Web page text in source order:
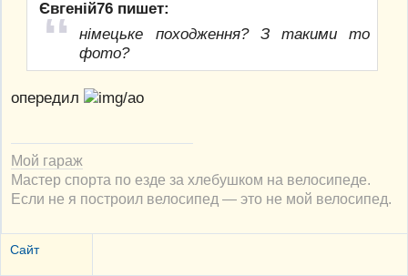
Євгеній76 пишет:
німецьке походження? З такими то
фото?
опередил
Мой гараж
Мастер спорта по езде за хлебушком на велосипеде.
Если не я построил велосипед — это не мой велосипед.
Сайт